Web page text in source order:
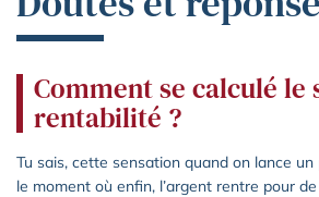
Comment se calculé le
rentabilité ?
Tu sais, cette sensation quand on lance
le moment où enfin, l’argent rentre pour de